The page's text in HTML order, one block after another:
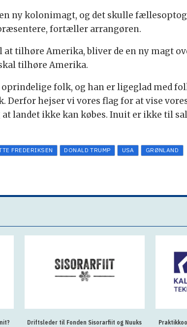
ny kolonimagt, og det skulle
fortæller arrangøren.
tilhøre Amerika, bliver de en ny magt
tilhøre Amerika.
folk, og han er ligeglad med
hejser vi vores flag for at vise
landet ikke kan købes. Inuit er ikke til
FREDERIKSEN DONALD TRUMP USA GRØNLAND
Driftsleder til Fonden Sisorarfiit og Nuuks